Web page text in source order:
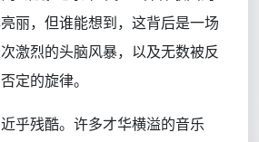
丽，但谁能想到，这背后是一场
激烈的头脑风暴，以及无数被反
定的旋律。
乎残酷。许多才华横溢的音乐